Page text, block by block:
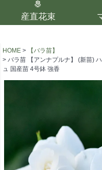
産直花束
タイプ
択してく
HOME
【バラ苗】
バラ苗 【アンナプルナ】 (新苗)
ュ 国産苗 4号鉢 強香